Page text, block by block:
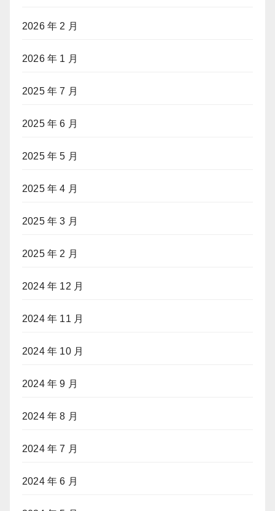
2026 年 2 月
2026 年 1 月
2025 年 7 月
2025 年 6 月
2025 年 5 月
2025 年 4 月
2025 年 3 月
2025 年 2 月
2024 年 12 月
2024 年 11 月
2024 年 10 月
2024 年 9 月
2024 年 8 月
2024 年 7 月
2024 年 6 月